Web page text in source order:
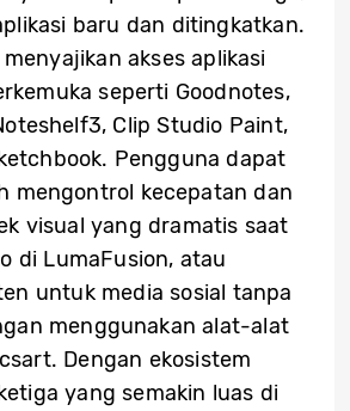
baru dan ditingkatkan.
menyajikan akses aplikasi
seperti Goodnotes,
Clip Studio Paint,
Pengguna dapat
mengontrol kecepatan dan
visual yang dramatis saat
di LumaFusion, atau
untuk media sosial tanpa
menggunakan alat-alat
Dengan ekosistem
yang semakin luas di